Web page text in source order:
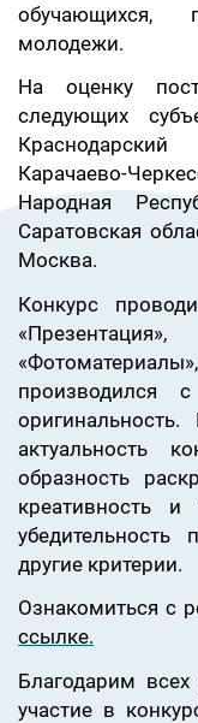
обучающихся,
молодежи.
На оценку
следующих
Карачаево-
Народная
Саратовская
Москва.
Конкурс
производился
актуальность
образность
креативность и
другие критерии.
Ознакомиться с
ссылке.
Благодарим всех
участие в